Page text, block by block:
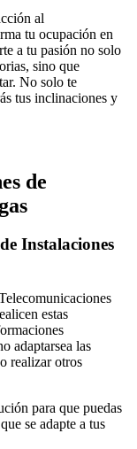
al
tu ocupación en
a tu pasión no solo
sino que
No solo te
tus inclinaciones y
de
Instalaciones
estas
adaptarsea las
realizar otros
para que puedas
se adapte a tus